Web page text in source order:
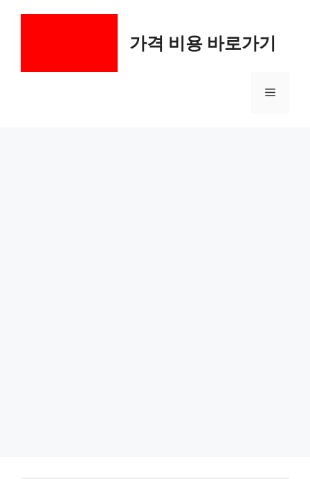
가격 비용 바로가기
메